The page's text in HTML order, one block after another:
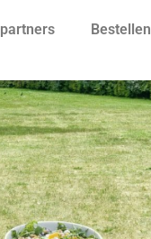
Bestellen